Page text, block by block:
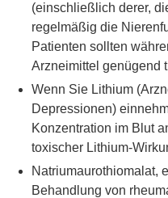
(einschließlich derer,
regelmäßig die
Patienten sollten
Arzneimittel genügend
Wenn Sie Lithium
Depressionen)
Konzentration im Blut
toxischer Lithium-
Natriumaurothiomalat,
Behandlung von